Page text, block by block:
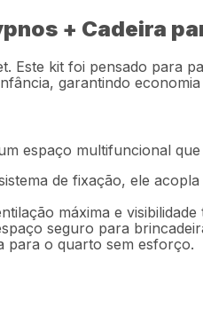
Ficha técnica
+ Cadeira
Este kit foi pensado para
garantindo economia
espaço multifuncional
de fixação, ele
máxima e visibilidade
seguro para
para o quarto sem esforço.